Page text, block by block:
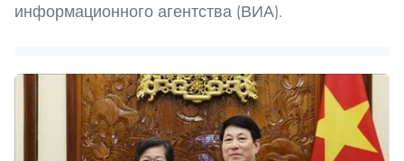
информационного агентства (ВИА).